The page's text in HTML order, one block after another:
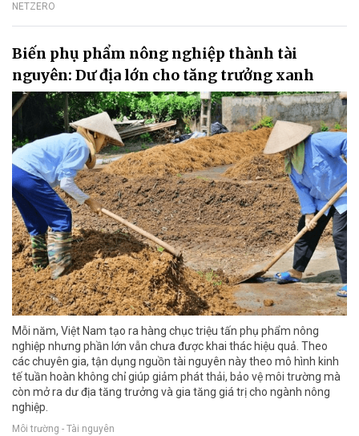
NETZERO
Biến phụ phẩm nông nghiệp thành tài
nguyên: Dư địa lớn cho tăng trưởng xanh
Mỗi năm, Việt Nam tạo ra hàng chục triệu tấn phụ phẩm nông
nghiệp nhưng phần lớn vẫn chưa được khai thác hiệu quả. Theo
các chuyên gia, tận dụng nguồn tài nguyên này theo mô hình kinh
tế tuần hoàn không chỉ giúp giảm phát thải, bảo vệ môi trường mà
còn mở ra dư địa tăng trưởng và gia tăng giá trị cho ngành nông
nghiệp.
Môi trường - Tài nguyên